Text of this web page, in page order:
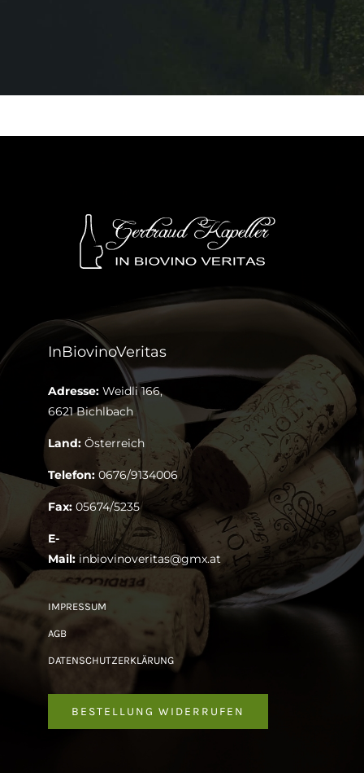
InBiovinoVeritas
Adresse: Weidli 166,
6621 Bichlbach
Land: Österreich
Telefon: 0676/9134006
Fax: 05674/5235
E-
Mail: inbiovinoveritas@gmx.at
IMPRESSUM
AGB
DATENSCHUTZERKLÄRUNG
BESTELLUNG WIDERRUFEN